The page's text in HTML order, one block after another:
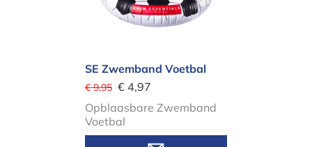
SE Zwemband Voetbal
€ 9,95 € 4,97
Opblaasbare Zwemband
Voetbal